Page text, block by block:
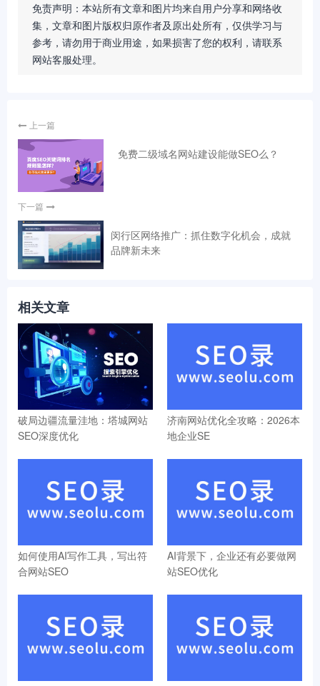
免责声明：本站所有文章和图片均来自用户分享和网络收
集，文章和图片版权归原作者及原出处所有，仅供学习与
参考，请勿用于商业用途，如果损害了您的权利，请联系
网站客服处理。
上一篇
免费二级域名网站建设能做SEO么？
下一篇
闵行区网络推广：抓住数字化机会，成就
品牌新未来
相关文章
破局边疆流量洼地：塔城网站
SEO深度优化
济南网站优化全攻略：2026本
地企业SE
如何使用AI写作工具，写出符
合网站SEO
AI背景下，企业还有必要做网
站SEO优化